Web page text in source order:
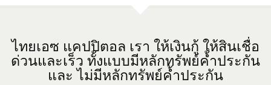
ไทยเอซ แคปปิตอล เรา ให้เงินกู้ ให้สินเชื่อ
ด่วนและเร็ว ทั้งแบบมีหลักทรัพย์ค้ำประกัน
และ ไม่มีหลักทรัพย์ค้ำประกัน